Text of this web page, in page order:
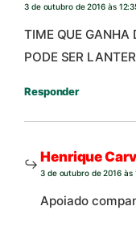
3 de outubro de 2016 às
TIME QUE GANHA
PODE SER
Responder
Henrique
3 de outubro de 2016 às
Apoiado